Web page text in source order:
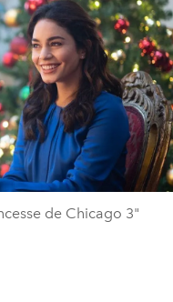
de Chicago 3"